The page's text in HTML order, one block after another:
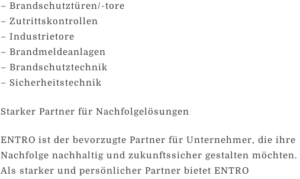
– Brandschutztüren/-tore
– Zutrittskontrollen
– Industrietore
– Brandmeldeanlagen
– Brandschutztechnik
– Sicherheitstechnik
Starker Partner für Nachfolgelösungen
ENTRO ist der bevorzugte Partner für Unternehmer, die ihre
Nachfolge nachhaltig und zukunftssicher gestalten möchten.
Als starker und persönlicher Partner bietet ENTRO